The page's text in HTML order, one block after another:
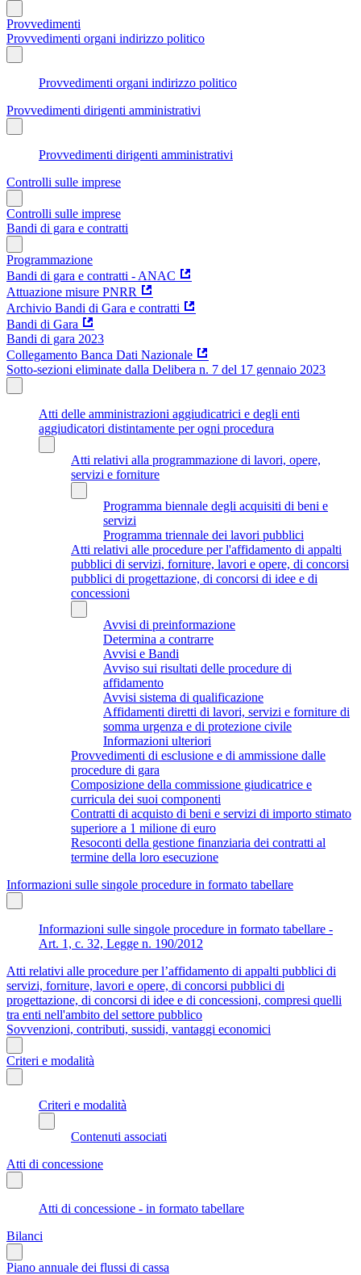
Provvedimenti
Provvedimenti organi indirizzo politico
Provvedimenti organi indirizzo politico
Provvedimenti dirigenti amministrativi
Provvedimenti dirigenti amministrativi
Controlli sulle imprese
Controlli sulle imprese
Bandi di gara e contratti
Programmazione
Bandi di gara e contratti - ANAC
Attuazione misure PNRR
Archivio Bandi di Gara e contratti
Bandi di Gara
Bandi di gara 2023
Collegamento Banca Dati Nazionale
Sotto-sezioni eliminate dalla Delibera n. 7 del 17 gennaio 2023
Atti delle amministrazioni aggiudicatrici e degli enti
aggiudicatori distintamente per ogni procedura
Atti relativi alla programmazione di lavori, opere,
servizi e forniture
Programma biennale degli acquisiti di beni e
servizi
Programma triennale dei lavori pubblici
Atti relativi alle procedure per l'affidamento di appalti
pubblici di servizi, forniture, lavori e opere, di concorsi
pubblici di progettazione, di concorsi di idee e di
concessioni
Avvisi di preinformazione
Determina a contrarre
Avvisi e Bandi
Avviso sui risultati delle procedure di
affidamento
Avvisi sistema di qualificazione
Affidamenti diretti di lavori, servizi e forniture di
somma urgenza e di protezione civile
Informazioni ulteriori
Provvedimenti di esclusione e di ammissione dalle
procedure di gara
Composizione della commissione giudicatrice e
curricula dei suoi componenti
Contratti di acquisto di beni e servizi di importo stimato
superiore a 1 milione di euro
Resoconti della gestione finanziaria dei contratti al
termine della loro esecuzione
Informazioni sulle singole procedure in formato tabellare
Informazioni sulle singole procedure in formato tabellare -
Art. 1, c. 32, Legge n. 190/2012
Atti relativi alle procedure per l’affidamento di appalti pubblici di
servizi, forniture, lavori e opere, di concorsi pubblici di
progettazione, di concorsi di idee e di concessioni, compresi quelli
tra enti nell'ambito del settore pubblico
Sovvenzioni, contributi, sussidi, vantaggi economici
Criteri e modalità
Criteri e modalità
Contenuti associati
Atti di concessione
Atti di concessione - in formato tabellare
Bilanci
Piano annuale dei flussi di cassa